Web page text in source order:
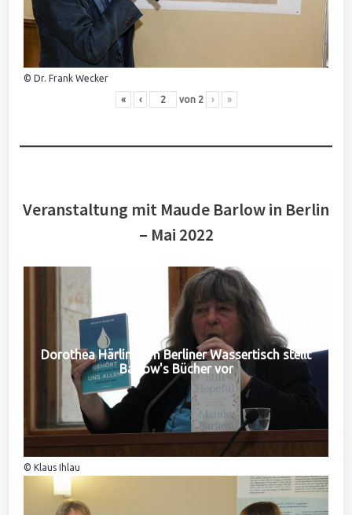
© Dr. Frank Wecker
« ‹ von 2 › »
Veranstaltung mit Maude Barlow in Berlin
– Mai 2022
Dorothea Härlin vom Berliner Wassertisch stellt
Barlow's Bücher vor
© Klaus Ihlau